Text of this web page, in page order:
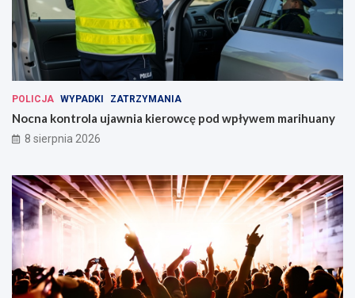
POLICJA WYPADKI ZATRZYMANIA
Nocna kontrola ujawnia kierowcę pod wpływem marihuany
8 sierpnia 2026